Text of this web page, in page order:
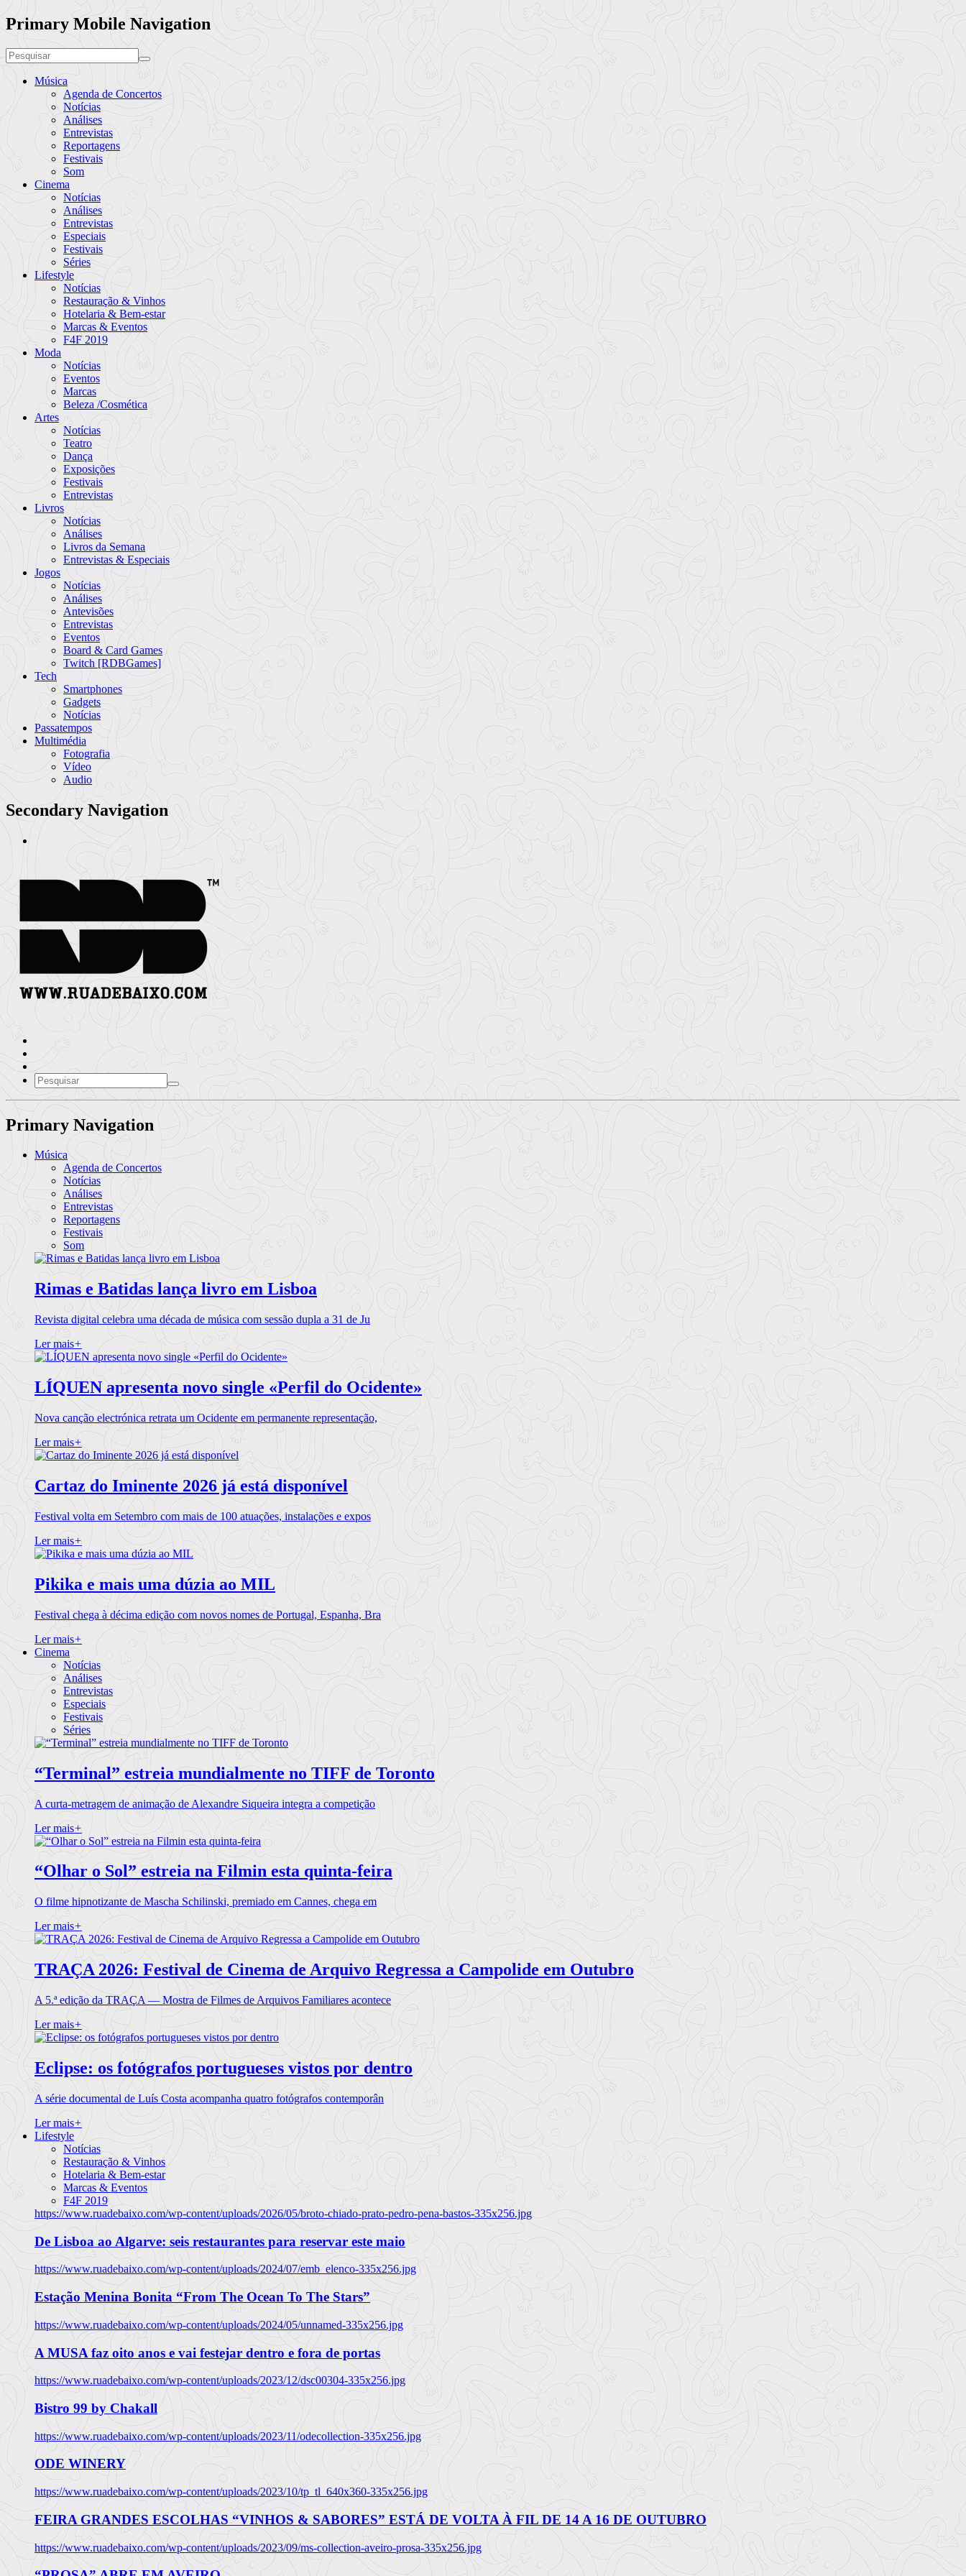
Primary Mobile Navigation
Música
Agenda de Concertos
Notícias
Análises
Entrevistas
Reportagens
Festivais
Som
Cinema
Notícias
Análises
Entrevistas
Especiais
Festivais
Séries
Lifestyle
Notícias
Restauração & Vinhos
Hotelaria & Bem-estar
Marcas & Eventos
F4F 2019
Moda
Notícias
Eventos
Marcas
Beleza /Cosmética
Artes
Notícias
Teatro
Dança
Exposições
Festivais
Entrevistas
Livros
Notícias
Análises
Livros da Semana
Entrevistas & Especiais
Jogos
Notícias
Análises
Antevisões
Entrevistas
Eventos
Board & Card Games
Twitch [RDBGames]
Tech
Smartphones
Gadgets
Notícias
Passatempos
Multimédia
Fotografia
Vídeo
Audio
Secondary Navigation
Primary Navigation
Música
Agenda de Concertos
Notícias
Análises
Entrevistas
Reportagens
Festivais
Som
Rimas e Batidas lança livro em Lisboa
Revista digital celebra uma década de música com sessão dupla a 31 de Ju
Ler mais+
LÍQUEN apresenta novo single «Perfil do Ocidente»
Nova canção electrónica retrata um Ocidente em permanente representação,
Ler mais+
Cartaz do Iminente 2026 já está disponível
Festival volta em Setembro com mais de 100 atuações, instalações e expos
Ler mais+
Pikika e mais uma dúzia ao MIL
Festival chega à décima edição com novos nomes de Portugal, Espanha, Bra
Ler mais+
Cinema
Notícias
Análises
Entrevistas
Especiais
Festivais
Séries
“Terminal” estreia mundialmente no TIFF de Toronto
A curta-metragem de animação de Alexandre Siqueira integra a competição
Ler mais+
“Olhar o Sol” estreia na Filmin esta quinta-feira
O filme hipnotizante de Mascha Schilinski, premiado em Cannes, chega em
Ler mais+
TRAÇA 2026: Festival de Cinema de Arquivo Regressa a Campolide em Outubro
A 5.ª edição da TRAÇA — Mostra de Filmes de Arquivos Familiares acontece
Ler mais+
Eclipse: os fotógrafos portugueses vistos por dentro
A série documental de Luís Costa acompanha quatro fotógrafos contemporân
Ler mais+
Lifestyle
Notícias
Restauração & Vinhos
Hotelaria & Bem-estar
Marcas & Eventos
F4F 2019
https://www.ruadebaixo.com/wp-content/uploads/2026/05/broto-chiado-prato-pedro-pena-bastos-335x256.jpg
De Lisboa ao Algarve: seis restaurantes para reservar este maio
https://www.ruadebaixo.com/wp-content/uploads/2024/07/emb_elenco-335x256.jpg
Estação Menina Bonita “From The Ocean To The Stars”
https://www.ruadebaixo.com/wp-content/uploads/2024/05/unnamed-335x256.jpg
A MUSA faz oito anos e vai festejar dentro e fora de portas
https://www.ruadebaixo.com/wp-content/uploads/2023/12/dsc00304-335x256.jpg
Bistro 99 by Chakall
https://www.ruadebaixo.com/wp-content/uploads/2023/11/odecollection-335x256.jpg
ODE WINERY
https://www.ruadebaixo.com/wp-content/uploads/2023/10/tp_tl_640x360-335x256.jpg
FEIRA GRANDES ESCOLHAS “VINHOS & SABORES” ESTÁ DE VOLTA À FIL DE 14 A 16 DE OUTUBRO
https://www.ruadebaixo.com/wp-content/uploads/2023/09/ms-collection-aveiro-prosa-335x256.jpg